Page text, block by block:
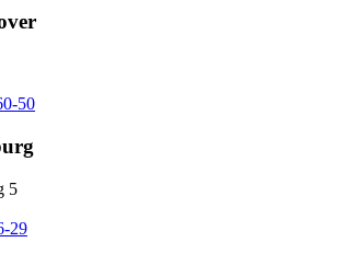
50
5
29